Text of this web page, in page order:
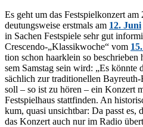
Es geht um das Fest­spiel­kon­zert
deu­tungs­wei­se erst­mals am 12. Juni
in Sa­chen Fest­spie­le sehr gut
Crescendo-„Klassikwoche“ vom
ti­on schon haar­klein so
sem Sams­tag sein wird: „Es könn­te
säch­lich zur tra­di­tio­nel­len
soll – so ist zu hö­ren – ein Kon­zert
Fest­spiel­haus statt­fin­den. An
kum, qua­si un­sicht­bar: Da passt es,
das Kon­zert auch nur im Ra­dio